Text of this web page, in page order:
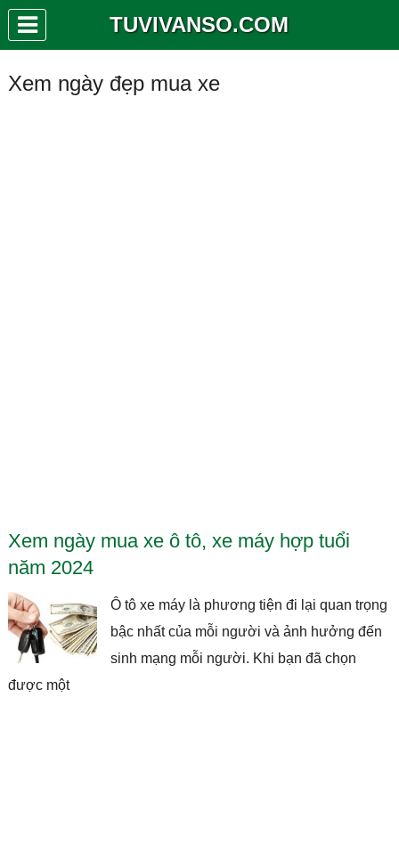
TUVIVANSO.COM
Xem ngày đẹp mua xe
Xem ngày mua xe ô tô, xe máy hợp tuổi
năm 2024
Ô tô xe máy là phương tiện đi lại quan trọng
bậc nhất của mỗi người và ảnh hưởng đến
sinh mạng mỗi người. Khi bạn đã chọn
được một